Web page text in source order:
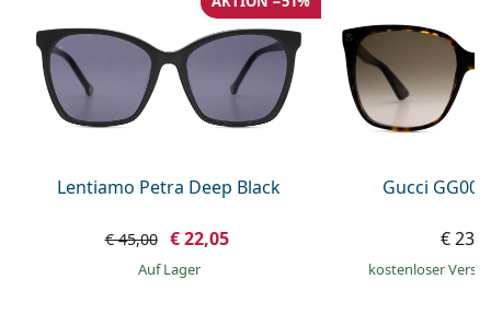
Prada
Alle Marken
Lentiamo Petra Deep Black
€ 45,00 € 22,05
auf Lager
Gucci
€
kostenloser